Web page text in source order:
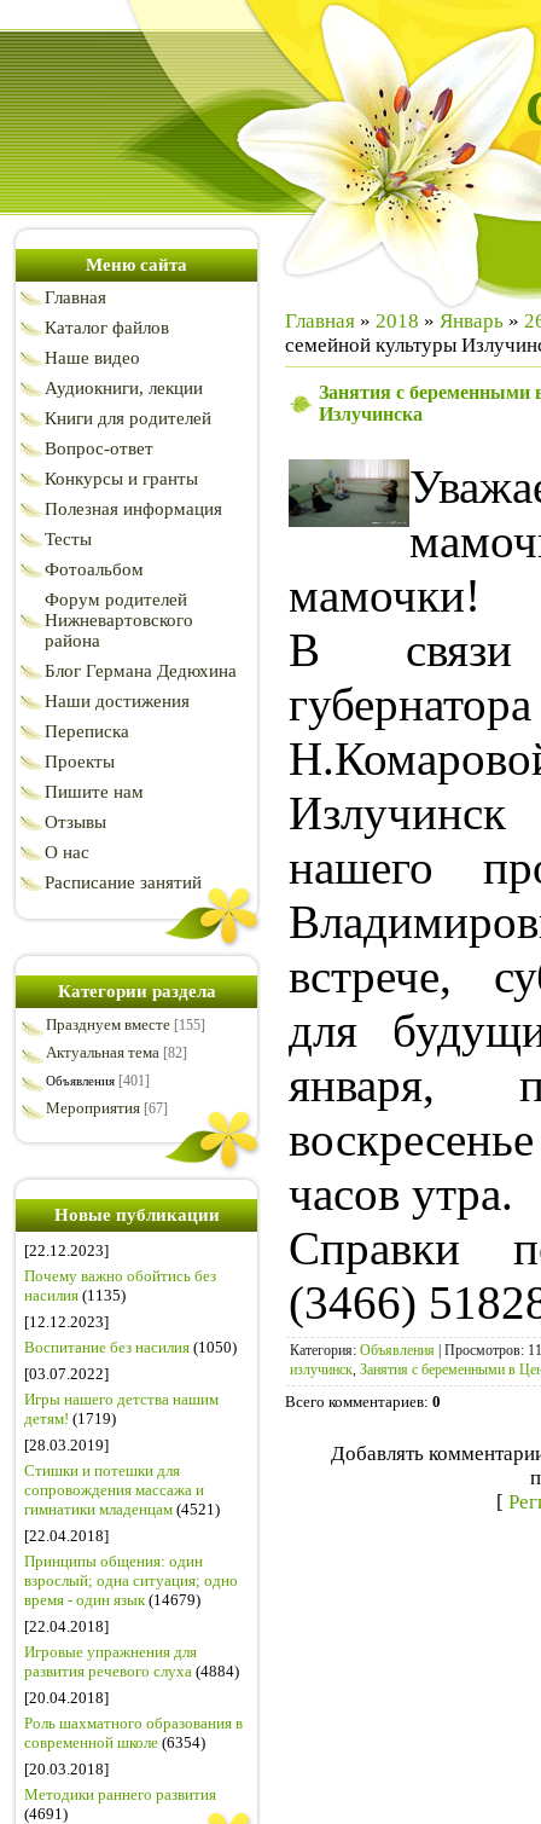
Меню сайта
Главная
Каталог файлов
Наше видео
Аудиокниги, лекции
Книги для родителей
Вопрос-ответ
Конкурсы и гранты
Полезная информация
Тесты
Фотоальбом
Форум родителей
Нижневартовского
района
Блог Германа Дедюхина
Наши достижения
Переписка
Проекты
Пишите нам
Отзывы
О нас
Расписание занятий
Категории раздела
Празднуем вместе [155]
Актуальная тема [82]
Объявления [401]
Мероприятия [67]
Новые публикации
[22.12.2023]
Почему важно обойтись без
насилия (1135)
[12.12.2023]
Воспитание без насилия (1050)
[03.07.2022]
Игры нашего детства нашим
детям! (1719)
[28.03.2019]
Стишки и потешки для
сопровождения массажа и
гимнатики младенцам (4521)
[22.04.2018]
Принципы общения: один
взрослый; одна ситуация; одно
время - один язык(14679)
[22.04.2018]
Игровые упражнения для
развития речевого слуха (4884)
[20.04.2018]
Роль шахматного образования в
современной школе (6354)
[20.03.2018]
Методики раннего развития
(4691)
Главная » 2018 » Январь »
семейной культуры
Занятия с беременными
Излучинска
мамочки!
В
нашего
встрече,
для
января,
часов утра.
Справки
(3466)
Категория: Объявления Просмотров:
излучинск, Занятия с беременными в
Всего комментариев: 0
Добавлять
[